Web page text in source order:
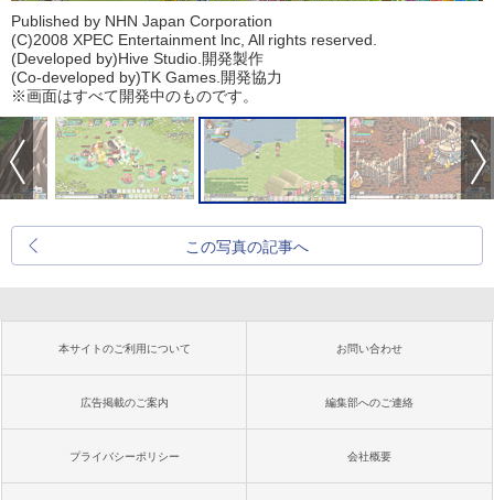
Published by NHN Japan Corporation
(C)2008 XPEC Entertainment lnc, All rights reserved.
(Developed by)Hive Studio.開発製作
(Co-developed by)TK Games.開発協力
※画面はすべて開発中のものです。
この写真の記事へ
本サイトのご利用について お問い合わせ
広告掲載のご案内 編集部へのご連絡
プライバシーポリシー 会社概要